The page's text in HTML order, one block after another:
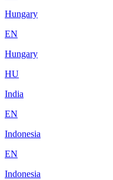
Hungary
EN
Hungary
HU
India
EN
Indonesia
EN
Indonesia